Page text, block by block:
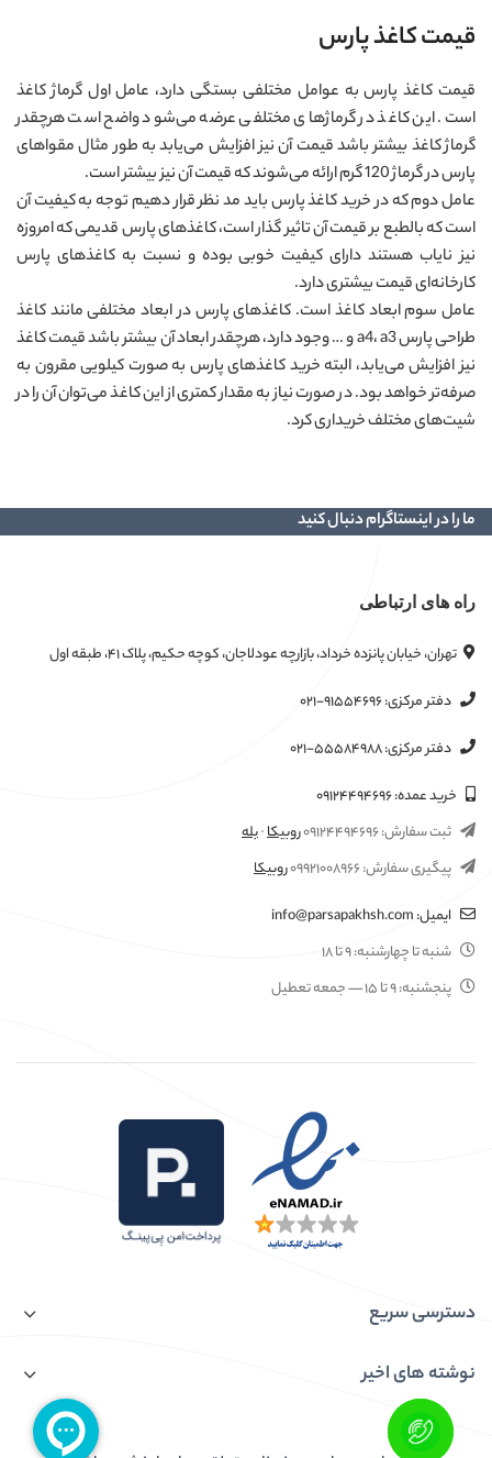
قیمت کاغذ پارس
قیمت کاغذ پارس به عوامل مختلفی بستگی دارد، عامل اول گرماژ کاغذ
است. این کاغذ در گرماژهای مختلفی عرضه می‌شود واضح است هرچقدر
گرماژ کاغذ بیشتر باشد قیمت آن نیز افزایش می‌یابد به طور مثال مقواهای
پارس در گرماژ 120 گرم ارائه می‌شوند که قیمت آن نیز بیشتر است.
عامل دوم که در خرید کاغذ پارس باید مد نظر قرار دهیم توجه به کیفیت آن
است که بالطبع بر قیمت آن تاثیر گذار است، کاغذهای پارس قدیمی که امروزه
نیز نایاب هستند دارای کیفیت خوبی بوده و نسبت به کاغذهای پارس
کارخانه‌ای قیمت بیشتری دارد.
عامل سوم ابعاد کاغذ است. کاغذهای پارس در ابعاد مختلفی مانند کاغذ
طراحی پارس a4، a3 و … وجود دارد، هرچقدر ابعاد آن بیشتر باشد قیمت کاغذ
نیز افزایش می‌یابد، البته خرید کاغذهای پارس به صورت کیلویی مقرون به
صرفه‌تر خواهد بود. در صورت نیاز به مقدار کمتری از این کاغذ می‌توان آن را در
شیت‌های مختلف خریداری کرد.
ما را در اینستاگرام دنبال کنید
راه های ارتباطی
تهران، خیابان پانزده خرداد، بازارچه عودلاجان، کوچه حکیم، پلاک ۴۱، طبقه اول
دفتر مرکزی:۰۲۱-۹۱۵۵۴۶۹۶
دفتر مرکزی:۰۲۱-۵۵۵۸۴۹۸۸
خرید عمده:۰۹۱۲۴۴۹۴۶۹۶
ثبت سفارش:۰۹۱۲۴۴۹۴۶۹۶روبیکا·بله
پیگیری سفارش:۰۹۹۲۱۰۰۸۹۶۶روبیکا
ایمیل:info@parsapakhsh.com
شنبه تا چهارشنبه:۹ تا ۱۸
پنجشنبه:۹ تا ۱۵ — جمعه تعطیل
دسترسی سریع
نوشته های اخیر